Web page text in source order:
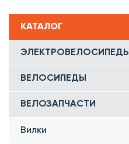
КАТАЛОГ
ЭЛЕКТРОВЕЛОСИПЕДЫ
ВЕЛОСИПЕДЫ
ВЕЛОЗАПЧАСТИ
Вилки